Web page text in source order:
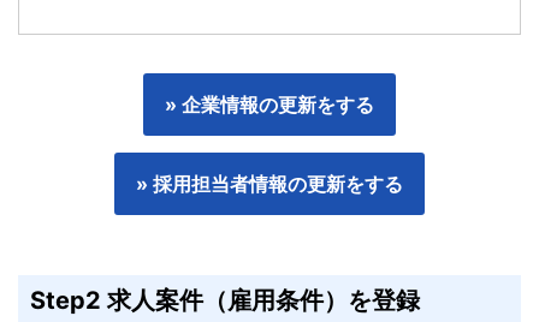
» 企業情報の更新をする
» 採用担当者情報の更新をする
Step2 求人案件（雇用条件）を登録